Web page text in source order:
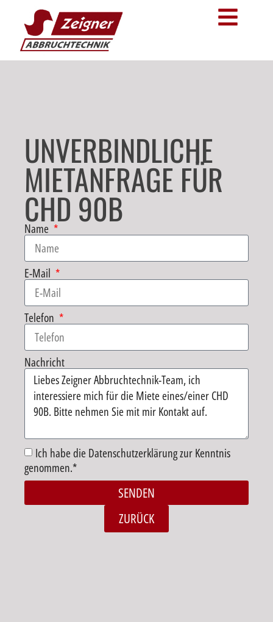
UNVERBINDLICHE
MIETANFRAGE FÜR
CHD 90B
Name
E-Mail
Telefon
Nachricht
Ich habe die Datenschutzerklärung zur Kenntnis
genommen.*
SENDEN
ZURÜCK